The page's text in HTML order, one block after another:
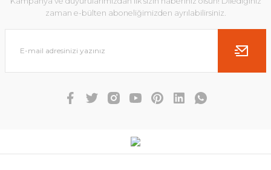
zaman e-bülten aboneliğimizden ayrılabilirsiniz.